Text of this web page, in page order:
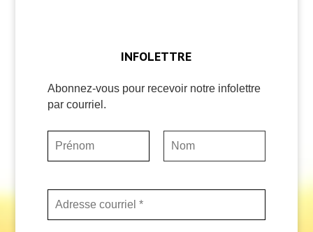
INFOLETTRE
Abonnez-vous pour recevoir notre infolettre
par courriel.